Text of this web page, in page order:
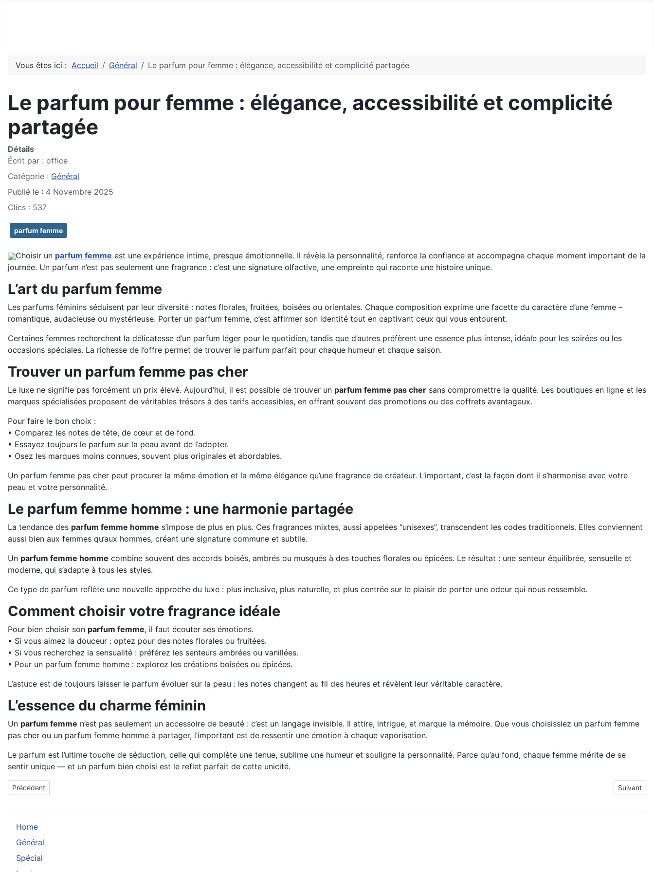
Vous êtes ici : Accueil Général Le parfum pour femme : élégance, accessibilité et complicité partagée
Le parfum pour femme : élégance, accessibilité et complicité
partagée
Détails
Écrit par : office
Catégorie : Général
Publié le : 4 Novembre 2025
Clics : 537
parfum femme
Choisir un parfum femme est une expérience intime, presque émotionnelle. Il révèle la personnalité, renforce la confiance et accompagne chaque moment important de la
journée. Un parfum n’est pas seulement une fragrance : c’est une signature olfactive, une empreinte qui raconte une histoire unique.
L’art du parfum femme
Les parfums féminins séduisent par leur diversité : notes florales, fruitées, boisées ou orientales. Chaque composition exprime une facette du caractère d’une femme –
romantique, audacieuse ou mystérieuse. Porter un parfum femme, c’est affirmer son identité tout en captivant ceux qui vous entourent.
Certaines femmes recherchent la délicatesse d’un parfum léger pour le quotidien, tandis que d’autres préfèrent une essence plus intense, idéale pour les soirées ou les
occasions spéciales. La richesse de l’offre permet de trouver le parfum parfait pour chaque humeur et chaque saison.
Trouver un parfum femme pas cher
Le luxe ne signifie pas forcément un prix élevé. Aujourd’hui, il est possible de trouver un parfum femme pas cher sans compromettre la qualité. Les boutiques en ligne et les
marques spécialisées proposent de véritables trésors à des tarifs accessibles, en offrant souvent des promotions ou des coffrets avantageux.
Pour faire le bon choix :
• Comparez les notes de tête, de cœur et de fond.
• Essayez toujours le parfum sur la peau avant de l’adopter.
• Osez les marques moins connues, souvent plus originales et abordables.
Un parfum femme pas cher peut procurer la même émotion et la même élégance qu’une fragrance de créateur. L’important, c’est la façon dont il s’harmonise avec votre
peau et votre personnalité.
Le parfum femme homme : une harmonie partagée
La tendance des parfum femme homme s’impose de plus en plus. Ces fragrances mixtes, aussi appelées “unisexes”, transcendent les codes traditionnels. Elles conviennent
aussi bien aux femmes qu’aux hommes, créant une signature commune et subtile.
Un parfum femme homme combine souvent des accords boisés, ambrés ou musqués à des touches florales ou épicées. Le résultat : une senteur équilibrée, sensuelle et
moderne, qui s’adapte à tous les styles.
Ce type de parfum reflète une nouvelle approche du luxe : plus inclusive, plus naturelle, et plus centrée sur le plaisir de porter une odeur qui nous ressemble.
Comment choisir votre fragrance idéale
Pour bien choisir son parfum femme, il faut écouter ses émotions.
• Si vous aimez la douceur : optez pour des notes florales ou fruitées.
• Si vous recherchez la sensualité : préférez les senteurs ambrées ou vanillées.
• Pour un parfum femme homme : explorez les créations boisées ou épicées.
L’astuce est de toujours laisser le parfum évoluer sur la peau : les notes changent au fil des heures et révèlent leur véritable caractère.
L’essence du charme féminin
Un parfum femme n’est pas seulement un accessoire de beauté : c’est un langage invisible. Il attire, intrigue, et marque la mémoire. Que vous choisissiez un parfum femme
pas cher ou un parfum femme homme à partager, l’important est de ressentir une émotion à chaque vaporisation.
Le parfum est l’ultime touche de séduction, celle qui complète une tenue, sublime une humeur et souligne la personnalité. Parce qu’au fond, chaque femme mérite de se
sentir unique — et un parfum bien choisi est le reflet parfait de cette unicité.
Article précédent : Flower by Kenzo : la poésie d’une fleur urbaine
Précédent Article
Suivant
Home
Général
Spécial